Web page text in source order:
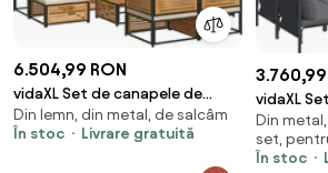
6.504,99 RON
vidaXL Set de canapele de
grădină cu perne 10 piese lemn
masiv acacia
Din lemn, din metal, de salcâm
În stoc
Livrare gratuită
3.760,99
vidaXL
grădină
Oțel
Din
set,
În stoc